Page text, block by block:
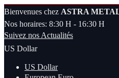
Bienvenues chez ASTRA
Nos horaires: 8:30 H - 16:30 H
Suivez nos Actualités
US Dollar
US Dollar